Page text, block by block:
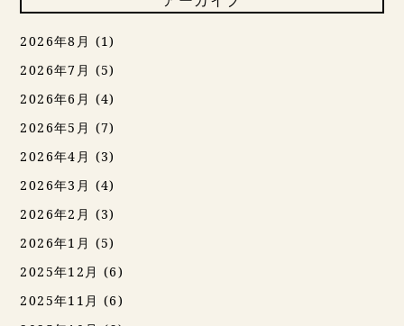
2026年8月 (1)
2026年7月 (5)
2026年6月 (4)
2026年5月 (7)
2026年4月 (3)
2026年3月 (4)
2026年2月 (3)
2026年1月 (5)
2025年12月 (6)
2025年11月 (6)